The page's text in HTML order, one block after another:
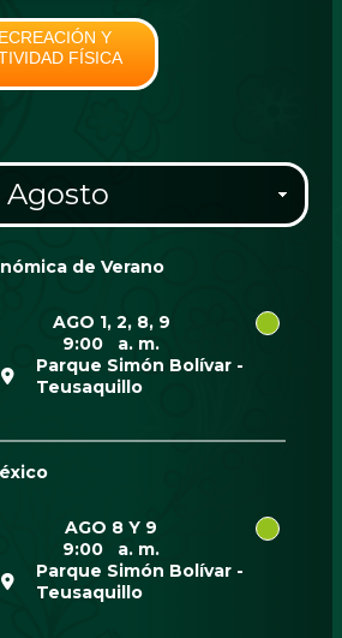
Y
FÍSICA
Agosto
AGO 1, 2, 8, 9
9:00 a. m.
de Verano
Parque Simón Bolívar -
Teusaquillo
AGO 8 Y 9
9:00 a. m.
Parque Simón Bolívar -
Teusaquillo